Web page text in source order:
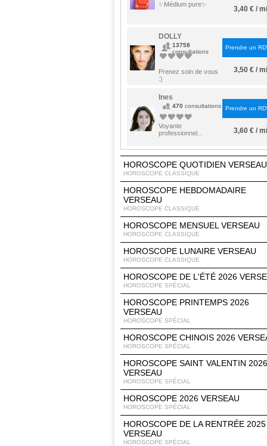
✨Médium pure✨
3,40 € /
DOLLY
13758
consultations
Prenez soin de vous
:)
Prendre un
3,50 € /
Ines
470 consultations
Voyante
professionnel...
Prendre un
3,60 € /
HOROSCOPE QUOTIDIEN VERSEAU
HOROSCOPE CLASSIQUE
HOROSCOPE HEBDOMADAIRE
VERSEAU
HOROSCOPE CLASSIQUE
HOROSCOPE MENSUEL VERSEAU
HOROSCOPE CLASSIQUE
HOROSCOPE LUNAIRE VERSEAU
HOROSCOPE CLASSIQUE
HOROSCOPE DE L'ÉTÉ 2026
HOROSCOPE SPÉCIAL
HOROSCOPE PRINTEMPS 2026
VERSEAU
HOROSCOPE SPÉCIAL
HOROSCOPE CHINOIS 2026
HOROSCOPE SPÉCIAL
HOROSCOPE SAINT VALENTIN 2026
VERSEAU
HOROSCOPE SPÉCIAL
HOROSCOPE 2026 VERSEAU
HOROSCOPE SPÉCIAL
HOROSCOPE DE LA RENTRÉE 2025
VERSEAU
HOROSCOPE SPÉCIAL